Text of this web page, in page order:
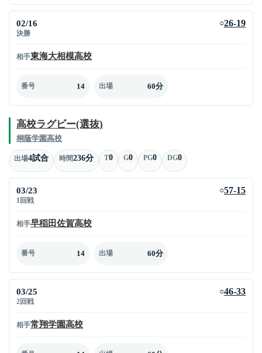
02/16
決勝
○26-19
相手東海大相模高校
番号 14 出場 60分
高校ラグビー(選抜)
桐蔭学園高校
出場4試合 時間236分 T0 G0 PG0 DG0
03/23
1回戦
○57-15
相手早稲田佐賀高校
番号 14 出場 60分
03/25
2回戦
○46-33
相手常翔学園高校